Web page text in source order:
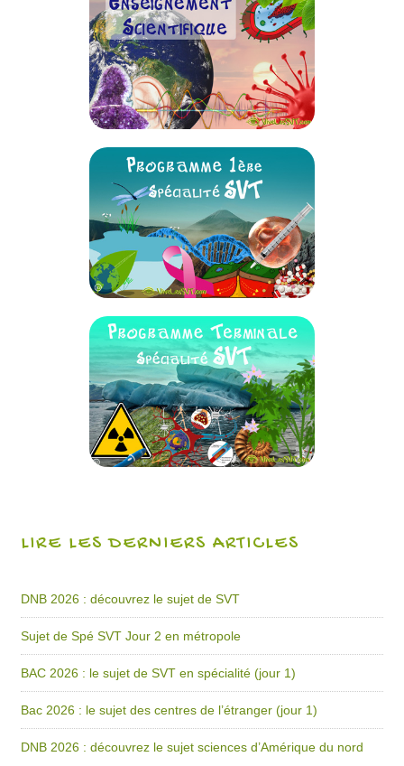
LIRE LES DERNIERS ARTICLES
DNB 2026 : découvrez le sujet de SVT
Sujet de Spé SVT Jour 2 en métropole
BAC 2026 : le sujet de SVT en spécialité (jour 1)
Bac 2026 : le sujet des centres de l’étranger (jour 1)
DNB 2026 : découvrez le sujet sciences d’Amérique du nord